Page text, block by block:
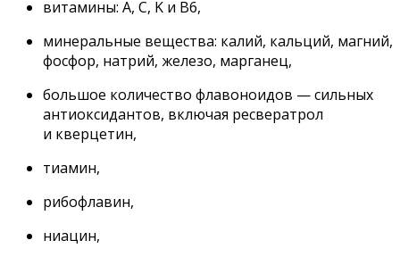
витамины: A, C, K и B6,
минеральные вещества: калий, кальций, магний,
фосфор, натрий, железо, марганец,
большое количество флавоноидов — сильных
антиоксидантов, включая ресвератрол
и кверцетин,
тиамин,
рибофлавин,
ниацин,